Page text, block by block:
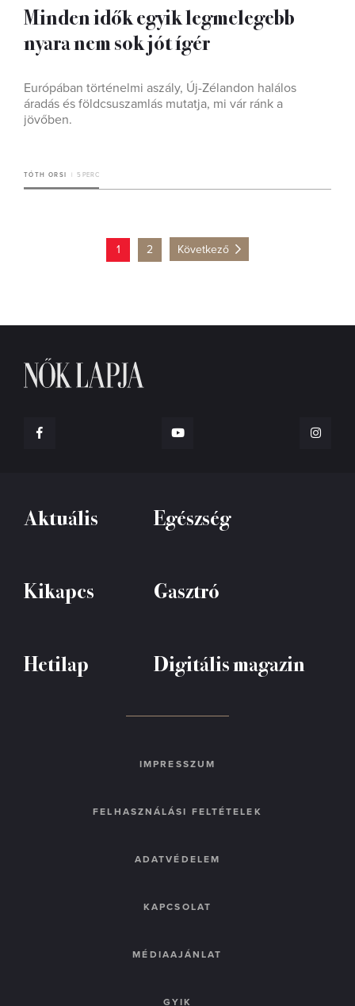
Minden idők egyik legmelegebb
nyara nem sok jót ígér
Európában történelmi aszály, Új-Zélandon halálos
áradás és földcsuszamlás mutatja, mi vár ránk a
jövőben.
TÓTH ORSI 5 PERC
1 2 Következő
Aktuális Egészség
Kikapcs Gasztró
Hetilap Digitális magazin
IMPRESSZUM
FELHASZNÁLÁSI FELTÉTELEK
ADATVÉDELEM
KAPCSOLAT
MÉDIAAJÁNLAT
GYIK